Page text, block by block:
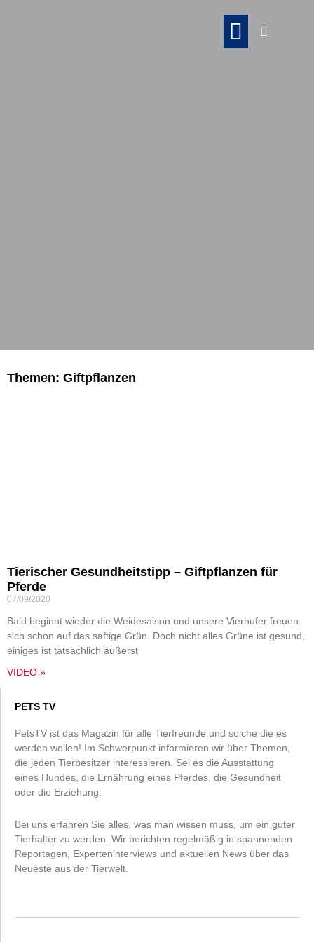
Themen: Giftpflanzen
Tierischer Gesundheitstipp – Giftpflanzen für
Pferde
07/09/2020
Bald beginnt wieder die Weidesaison und unsere Vierhufer freuen
sich schon auf das saftige Grün. Doch nicht alles Grüne ist gesund,
einiges ist tatsächlich äußerst
VIDEO »
PETS TV
PetsTV ist das Magazin für alle Tierfreunde und solche die es
werden wollen! Im Schwerpunkt informieren wir über Themen,
die jeden Tierbesitzer interessieren. Sei es die Ausstattung
eines Hundes, die Ernährung eines Pferdes, die Gesundheit
oder die Erziehung.
Bei uns erfahren Sie alles, was man wissen muss, um ein guter
Tierhalter zu werden. Wir berichten regelmäßig in spannenden
Reportagen, Experteninterviews und aktuellen News über das
Neueste aus der Tierwelt.